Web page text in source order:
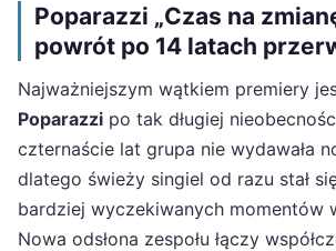
Poparazzi „Czas na
powrót po 14 latach
Najważniejszym wątkiem premiery
Poparazzi po tak długiej
czternaście lat grupa nie wydawała
dlatego świeży singiel od razu stał
bardziej wyczekiwanych momentów
Nowa odsłona zespołu łączy